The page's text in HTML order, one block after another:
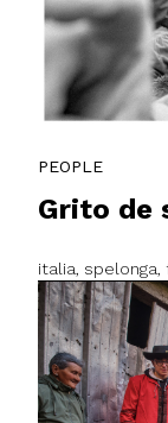
PEOPLE
Grito de
italia,